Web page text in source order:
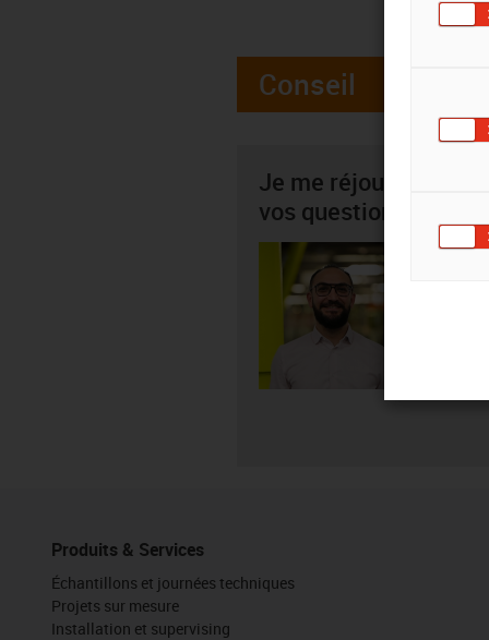
Conseil
Je me réjouis par
vos questions
Teddy
Produits & Services
Échantillons et journées techniques
Projets sur mesure
Installation et supervising